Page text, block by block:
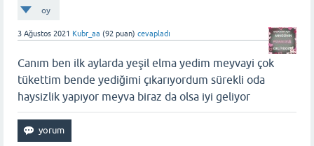
oy
3 Ağustos 2021 Kubr_aa (92 puan) cevapladı
Canım ben ilk aylarda yeşil elma yedim meyvayi çok
tükettim bende yediğimi çıkarıyordum sürekli oda
haysizlik yapıyor meyva biraz da olsa iyi geliyor